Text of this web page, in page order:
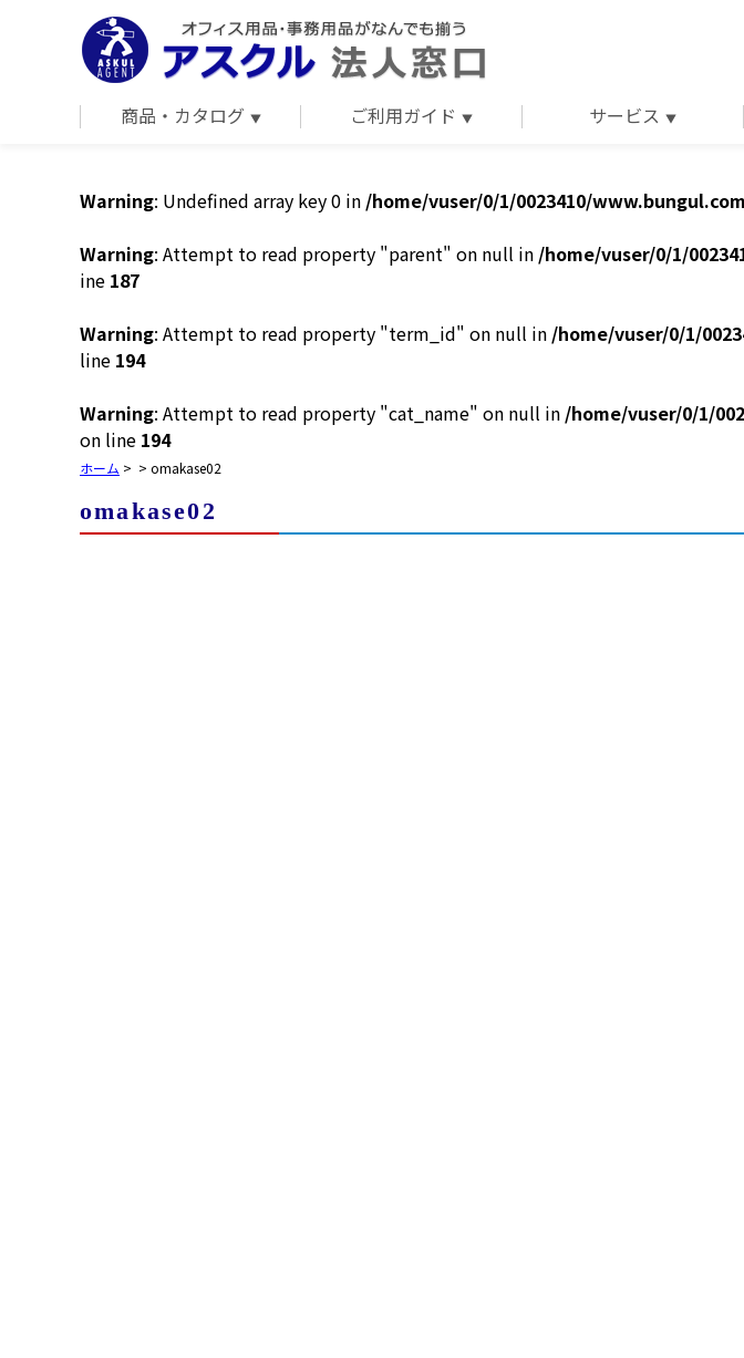
商品・カタログ ご利用ガイド サービス
Warning: Undefined array key 0 in /home/vuser/0/1/0023410/
Warning: Attempt to read property "parent" on null in /home/vuser/0/1/
ine 187
Warning: Attempt to read property "term_id" on null in /home/vuser/0/1/
line 194
Warning: Attempt to read property "cat_name" on null in /home/vuser/0/1/
on line 194
ホーム > > omakase02
omakase02